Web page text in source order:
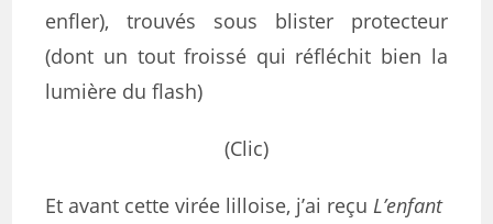
enfler), trouvés sous blister protecteur
(dont un tout froissé qui réfléchit bien la
lumière du flash)
(Clic)
Et avant cette virée lilloise, j’ai reçuL’enfant